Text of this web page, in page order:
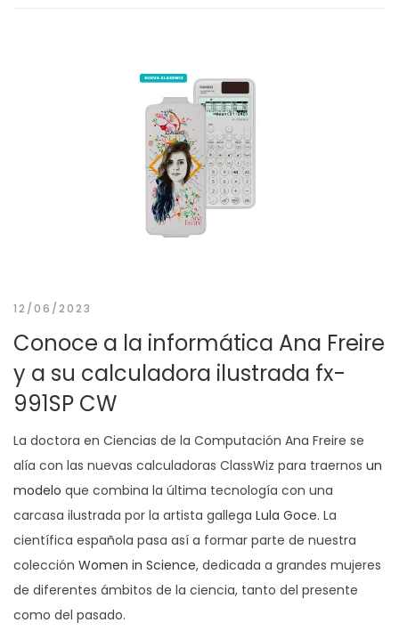
12/06/2023
Conoce a la informática Ana Freire
y a su calculadora ilustrada fx-
991SP CW
La doctora en Ciencias de la Computación Ana Freire se
alía con las nuevas calculadoras ClassWiz para traernos un
modelo que combina la última tecnología con una
carcasa ilustrada por la artista gallega Lula Goce. La
científica española pasa así a formar parte de nuestra
colección Women in Science, dedicada a grandes mujeres
de diferentes ámbitos de la ciencia, tanto del presente
como del pasado.